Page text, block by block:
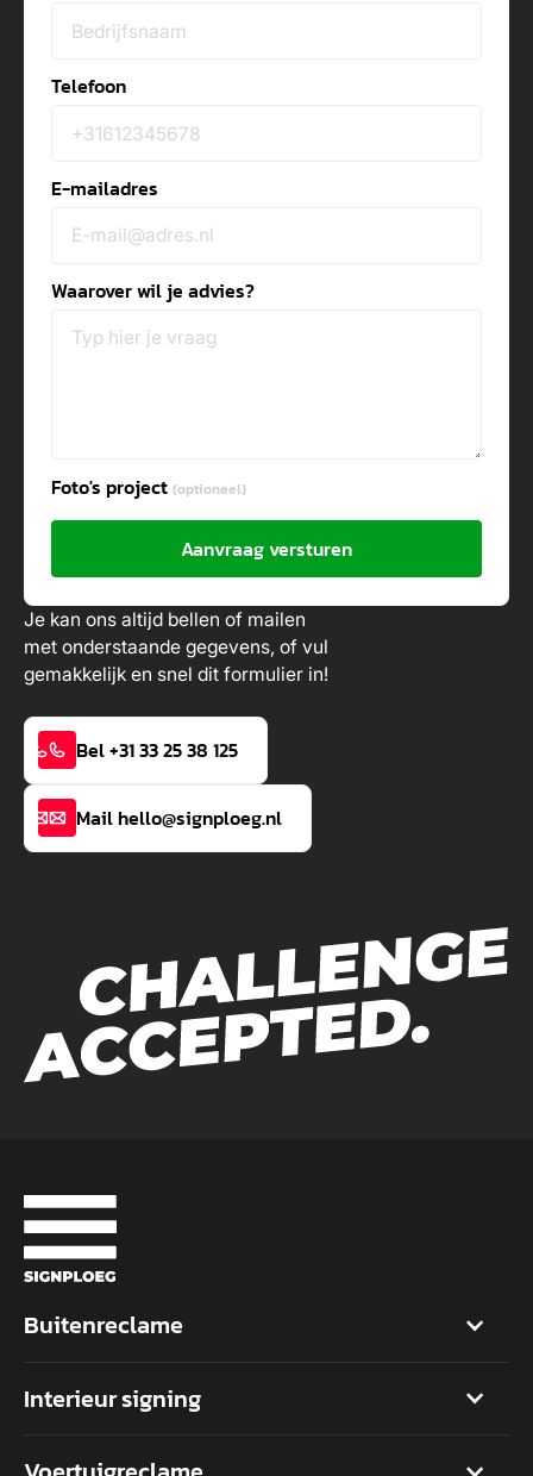
Telefoon
E-mailadres
Waarover wil je advies?
Foto's project(optioneel)
Aanvraag versturen
Je kan ons altijd bellen of mailen
met onderstaande gegevens, of vul
gemakkelijk en snel dit formulier in!
Bel +31 33 25 38 125
Mail hello@signploeg.nl
Buitenreclame
Interieur signing